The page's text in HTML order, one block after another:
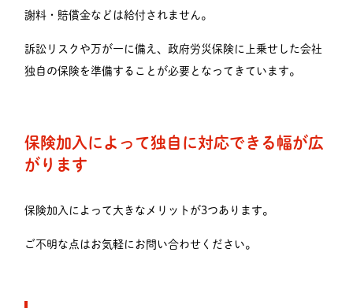
謝料・賠償金などは給付されません。
訴訟リスクや万が一に備え、政府労災保険に上乗せした会社
独自の保険を準備することが必要となってきています。
保険加入によって独自に対応できる幅が広
がります
保険加入によって大きなメリットが3つあります。
ご不明な点はお気軽にお問い合わせください。